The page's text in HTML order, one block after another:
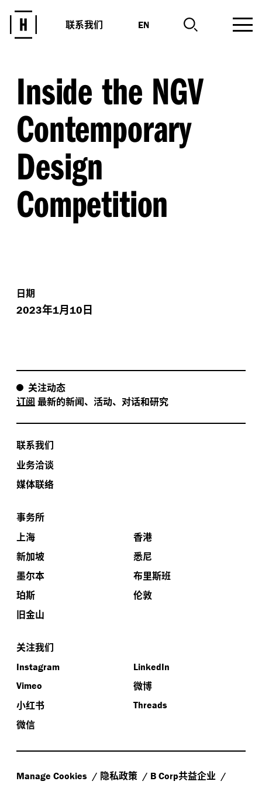
联系我们 EN
Inside the NGV
Contemporary
Design
Competition
日期
2023年1月10日
关注动态
订阅 最新的新闻、活动、对话和研究
联系我们
业务洽谈
媒体联络
事务所
上海
香港
新加坡
悉尼
墨尔本
布里斯班
珀斯
伦敦
旧金山
关注我们
Instagram
LinkedIn
Vimeo
微博
小红书
Threads
微信
Manage Cookies 隐私政策 B Corp共益企业